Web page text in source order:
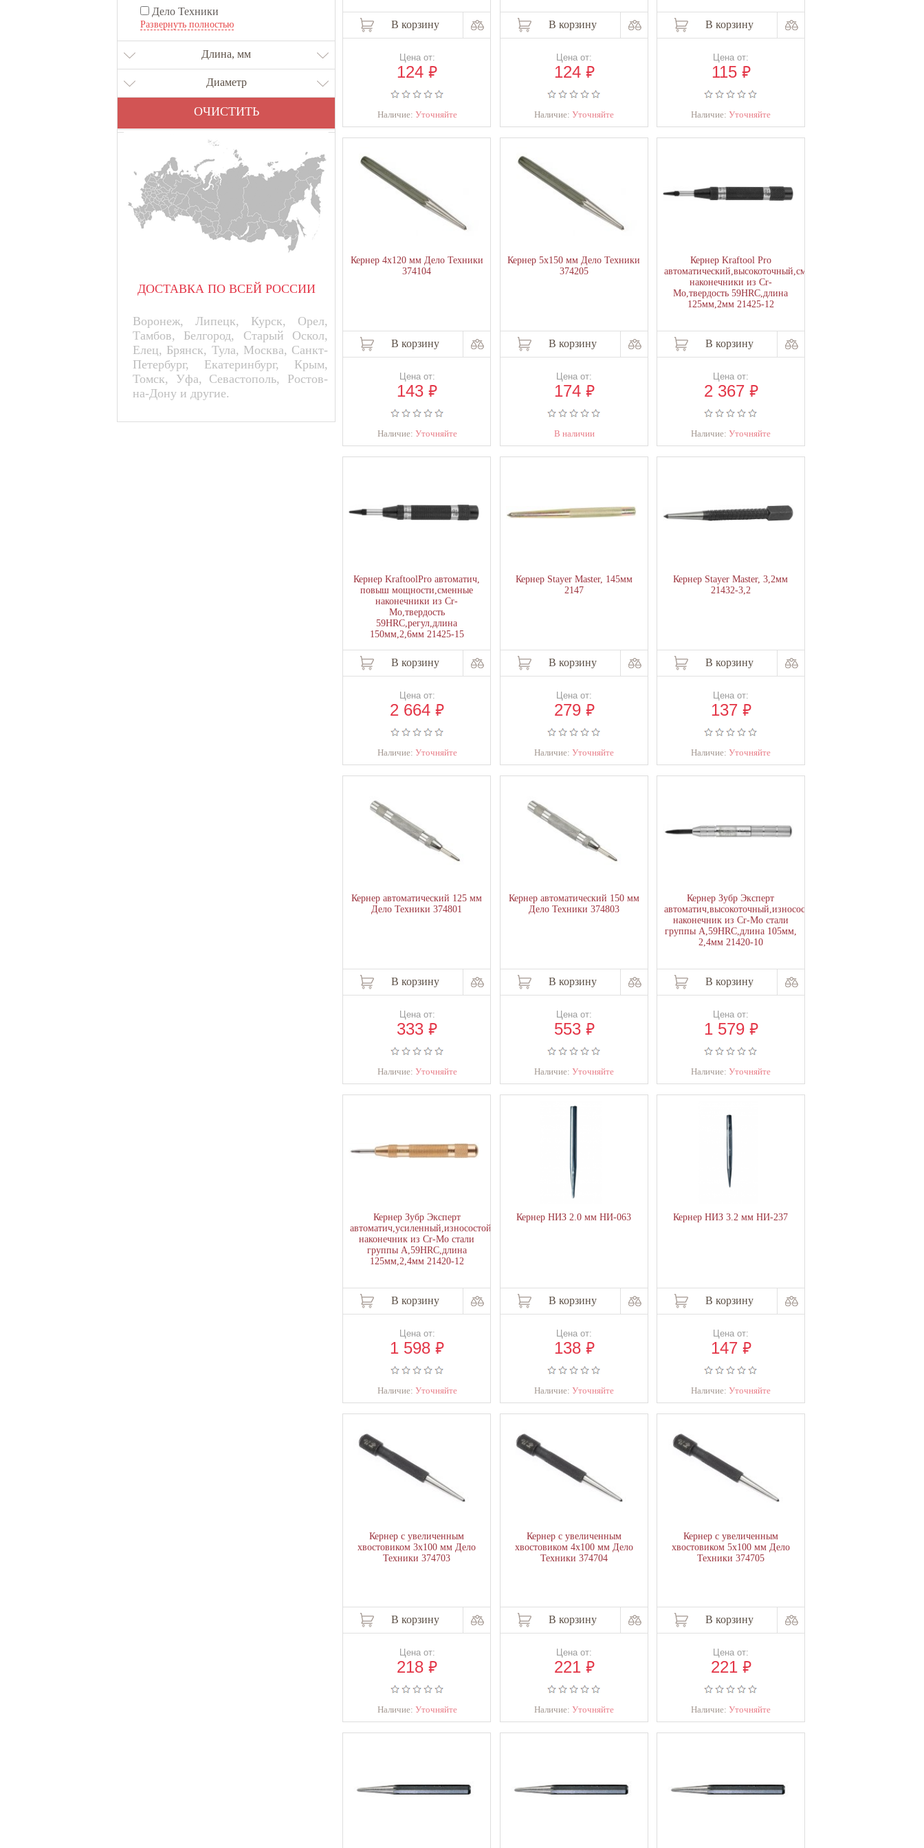
Дело Техники
Зубр
Развернуть полностью
Длина, мм
Диаметр
ОЧИСТИТЬ
ДОСТАВКА ПО ВСЕЙ РОССИИ
Воронеж, Липецк, Курск, Орел,
Тамбов, Белгород, Старый Оскол,
Елец, Брянск, Тула, Москва, Санкт-
Петербург, Екатеринбург, Крым,
Томск, Уфа, Севастополь, Ростов-
на-Дону и другие.
Острие инструмента имеет заточку под углом от 30 до 75 градусов. Выемка, полученная от инструмента с углом
45 градусов, применяется при выполнении центрирования окружностей. Более широкая выемка от инструмента
инструментальная сталь. Длина инструмента и диаметр рабочей части зависит от предназначения. Сегодня в
продаже имеются самые разные инструменты, простые в использовании и эффективные в работе. Их удобно
держать в руке, а качество материала позволяет им долго не тупиться.
В корзину
Цена от:
124₽
Наличие: Уточняйте
В корзину
Цена от:
124 ₽
Наличие:Уточняйте
В корзину
Цена от:
115 ₽
Наличие:Уточняйте
Кернер 4х120 мм Дело Техники
374104
В корзину
Цена от:
143₽
Наличие: Уточняйте
Кернер 5х150 мм Дело Техники
374205
В корзину
Цена от:
174 ₽
В наличии
Кернер Kraftool Pro
автоматический,высокоточный,сменные
наконечники из Cr-
Mo,твердость 59HRC,длина
125мм,2мм 21425-12
В корзину
Цена от:
2 367 ₽
Наличие:Уточняйте
Кернер KraftoolPro автоматич,
повыш мощности,сменные
наконечники из Cr-
Mo,твердость
59HRC,регул,длина
150мм,2,6мм 21425-15
В корзину
Цена от:
2 664₽
Наличие: Уточняйте
Кернер Stayer Master, 145мм
2147
В корзину
Цена от:
279 ₽
Наличие:Уточняйте
Кернер Stayer Master, 3,2мм
21432-3,2
В корзину
Цена от:
137 ₽
Наличие:Уточняйте
Кернер автоматический 125 мм
Дело Техники 374801
В корзину
Цена от:
333₽
Наличие: Уточняйте
Кернер автоматический 150 мм
Дело Техники 374803
В корзину
Цена от:
553 ₽
Наличие:Уточняйте
Кернер Зубр Эксперт
автоматич,высокоточный,износостойкий
наконечник из Cr-Mo стали
группы А,59HRC,длина 105мм,
2,4мм 21420-10
В корзину
Цена от:
1 579 ₽
Наличие:Уточняйте
Кернер Зубр Эксперт
автоматич,усиленный,износостойкий
наконечник из Cr-Mo стали
группы А,59HRC,длина
125мм,2,4мм 21420-12
В корзину
Цена от:
1 598₽
Наличие: Уточняйте
Кернер НИЗ 2.0 мм НИ-063
В корзину
Цена от:
138 ₽
Наличие:Уточняйте
Кернер НИЗ 3.2 мм НИ-237
В корзину
Цена от:
147 ₽
Наличие:Уточняйте
Кернер с увеличенным
хвостовиком 3х100 мм Дело
Техники 374703
В корзину
Цена от:
218₽
Наличие: Уточняйте
Кернер с увеличенным
хвостовиком 4х100 мм Дело
Техники 374704
В корзину
Цена от:
221 ₽
Наличие:Уточняйте
Кернер с увеличенным
хвостовиком 5х100 мм Дело
Техники 374705
В корзину
Цена от:
221 ₽
Наличие:Уточняйте